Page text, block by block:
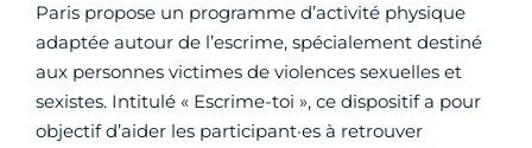
Paris propose un programme d’activité physique
adaptée autour de l’escrime, spécialement destiné
aux personnes victimes de violences sexuelles et
sexistes. Intitulé « Escrime-toi », ce dispositif a pour
objectif d’aider les participant·es à retrouver